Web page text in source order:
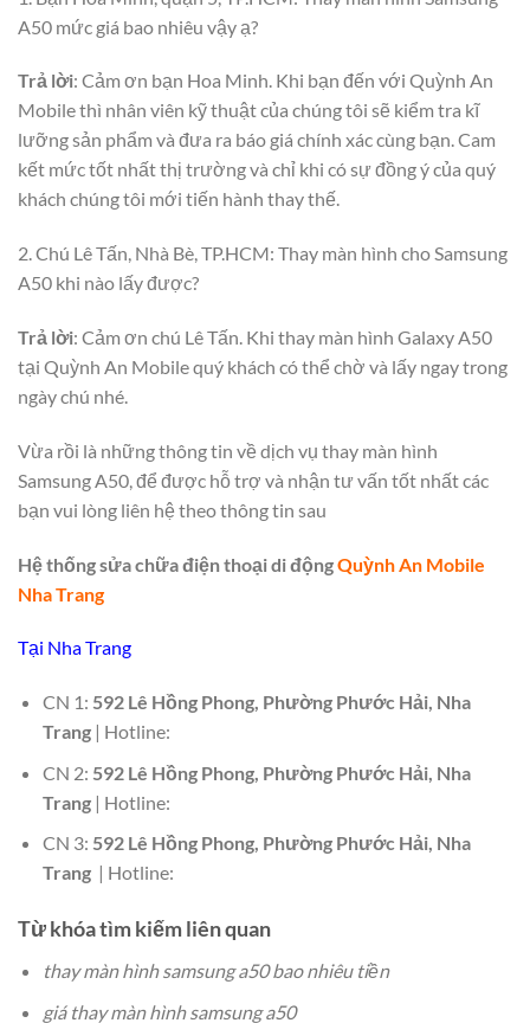
A50 mức giá bao nhiêu vậy ạ?
Trả lời: Cảm ơn bạn Hoa Minh. Khi bạn đến với Quỳnh An
Mobile thì nhân viên kỹ thuật của chúng tôi sẽ kiểm tra kĩ
lưỡng sản phẩm và đưa ra báo giá chính xác cùng bạn. Cam
kết mức tốt nhất thị trường và chỉ khi có sự đồng ý của quý
khách chúng tôi mới tiến hành thay thế.
2. Chú Lê Tấn, Nhà Bè, TP.HCM: Thay màn hình cho Samsung
A50 khi nào lấy được?
Trả lời: Cảm ơn chú Lê Tấn. Khi thay màn hình Galaxy A50
tại Quỳnh An Mobile quý khách có thể chờ và lấy ngay trong
ngày chú nhé.
Vừa rồi là những thông tin về dịch vụ thay màn hình
Samsung A50, để được hỗ trợ và nhận tư vấn tốt nhất các
bạn vui lòng liên hệ theo thông tin sau
Hệ thống sửa chữa điện thoại di độngQuỳnh An Mobile
Nha Trang
Tại Nha Trang
CN 1: 592 Lê Hồng Phong, Phường Phước Hải, Nha
Trang| Hotline:
CN 2: 592 Lê Hồng Phong, Phường Phước Hải, Nha
Trang| Hotline:
CN 3: 592 Lê Hồng Phong, Phường Phước Hải, Nha
Trang| Hotline:
Từ khóa tìm kiếm liên quan
thay màn hình samsung a50 bao nhiêu tiền
giá thay màn hình samsung a50